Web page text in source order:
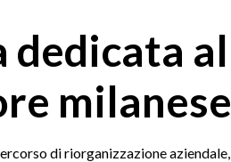
dedicata
di riorganizzazione